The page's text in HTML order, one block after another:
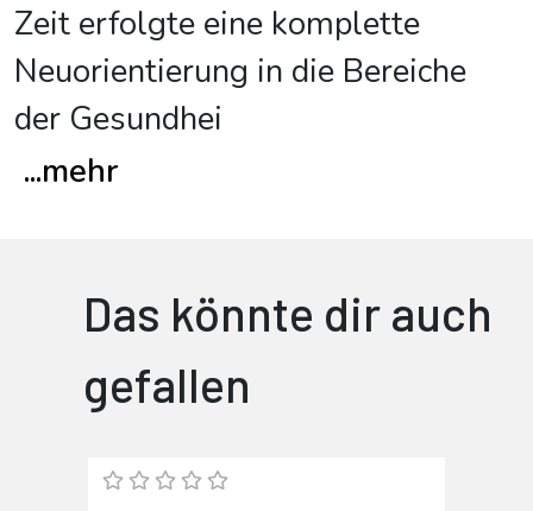
Zeit erfolgte eine komplette
Neuorientierung in die Bereiche
der Gesundhei
...mehr
Das könnte dir auch
gefallen